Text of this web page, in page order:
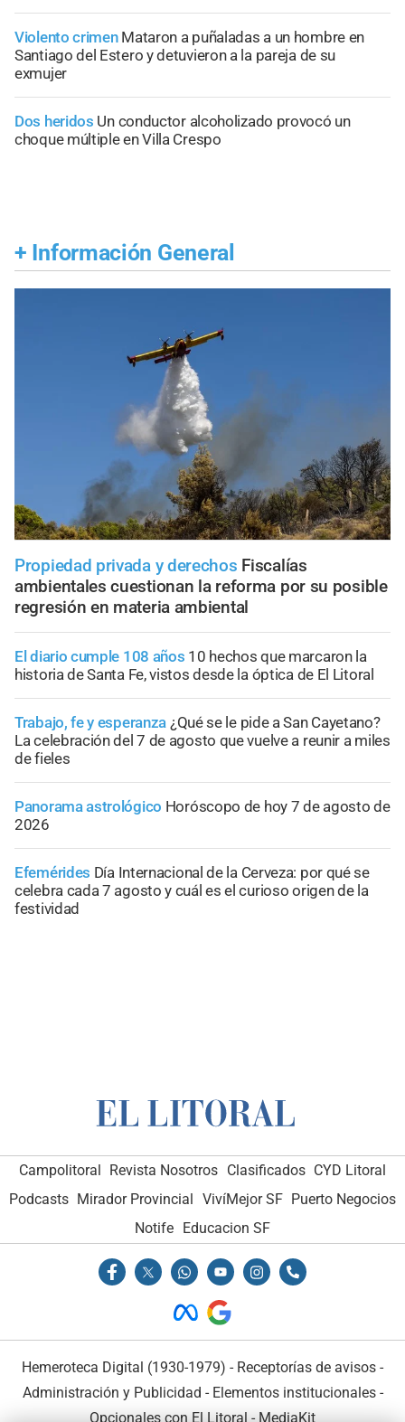
Violento crimen Mataron a puñaladas a un hombre en
Santiago del Estero y detuvieron a la pareja de su
exmujer
Dos heridos Un conductor alcoholizado provocó un
choque múltiple en Villa Crespo
+ Información General
Propiedad privada y derechos Fiscalías
ambientales cuestionan la reforma por su posible
regresión en materia ambiental
El diario cumple 108 años 10 hechos que marcaron la
historia de Santa Fe, vistos desde la óptica de El Litoral
Trabajo, fe y esperanza ¿Qué se le pide a San Cayetano?
La celebración del 7 de agosto que vuelve a reunir a miles
de fieles
Panorama astrológico Horóscopo de hoy 7 de agosto de
2026
Efemérides Día Internacional de la Cerveza: por qué se
celebra cada 7 agosto y cuál es el curioso origen de la
festividad
Campolitoral Revista Nosotros Clasificados CYD Litoral
Podcasts Mirador Provincial VivíMejor SF Puerto Negocios
Notife Educacion SF
Hemeroteca Digital (1930-1979) - Receptorías de avisos -
Administración y Publicidad - Elementos institucionales-
Opcionales con El Litoral - MediaKit